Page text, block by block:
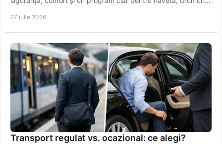
27 iulie 2026
Transport regulat vs. ocazional: ce alegi?